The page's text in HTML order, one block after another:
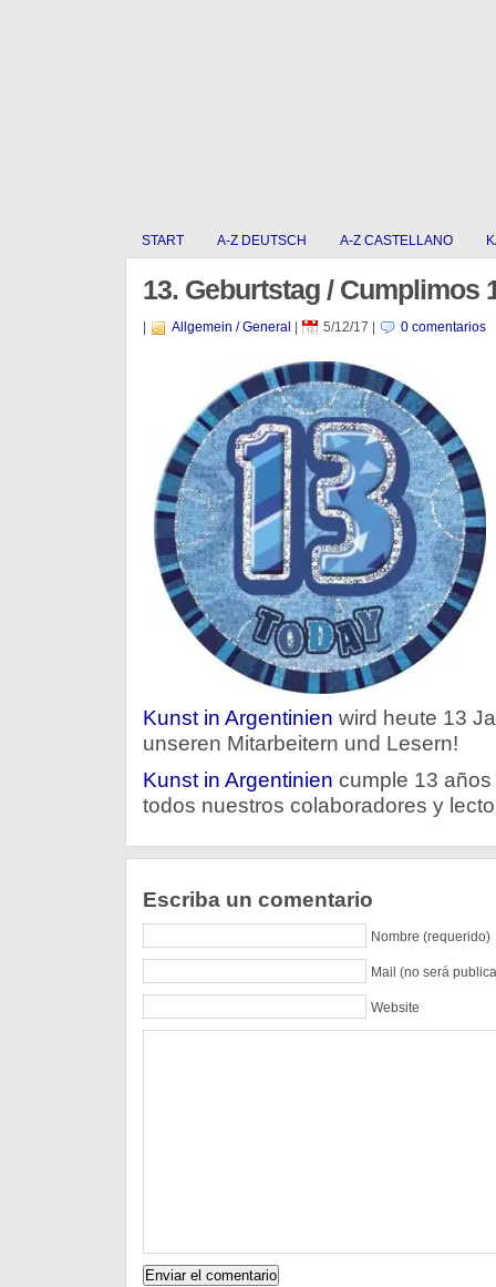
START A-Z DEUTSCH A-Z CASTELLANO
13. Geburtstag / Cumplimos
Allgemein / General 5/12/17 0 comentarios
Kunst in Argentinien wird heute 13
unseren Mitarbeitern und Lesern!
Kunst in Argentinien cumple 13 años
todos nuestros colaboradores y
Escriba un comentario
Nombre (requerido)
Mail (no será
Website